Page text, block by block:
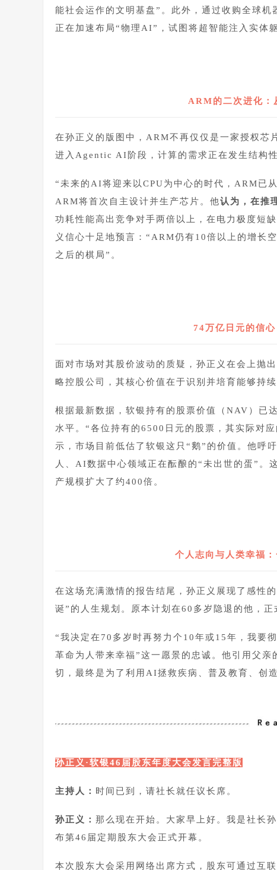
能社会运作的文明基盘”。此外，通过收购全球
正在加速布局“物理AI”，试图将超智能注入实体
ARM的二次进化：
在孙正义的版图中，ARM不再仅仅是一家授权
进入Agentic AI阶段，计算的需求正在发生结构性
“未来的AI将迎来以CPU为中心的时代，ARM已
ARM将首次自主设计并生产芯片。他认为，在推
功耗性能高出竞争对手两倍以上，在电力极度短
义信心十足地预言：“ARM仍有10倍以上的增长
之后的棋局”。
74万亿日元的信
面对市场对其股价波动的质疑，孙正义在会上抛
略控股公司，其核心价值在于识别并培育能够持
根据最新数据，软银持有的股票价值（NAV）已
水平。“各位持有的6500日元的股票，其实际对
示，市场目前低估了软银这只“鹅”的价值。他呼
人、AI数据中心领域正在酝酿的“未出世的蛋”。
产规模扩大了约400倍。
个人志向与人类幸福
在这场充满激情的报告结尾，孙正义展现了感性
诞”的人生规划。原本计划在60多岁隐退的他，
“我决定在70多岁时再努力个10年或15年，我要
革命为人带来幸福”这一愿景的忠诚。他引用父
切，最终是为了利用AI拯救疾病、普及教育、创造
孙正义·软银46届股东年度大会发言完整版
主持人： 时间已到，请社长就任议长席。
孙正义： 那么现在开始。大家早上好。我是社长
布第46届定期股东大会正式开幕。
本次股东大会采用网络出席方式，股东可通过互